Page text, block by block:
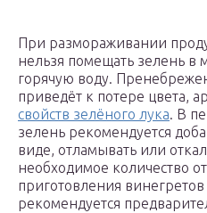
При размораживании
нельзя помещать зелень в
горячую воду.
приведёт к потере цвета,
свойств зелёного лука. В
зелень рекомендуется
виде, отламывать или
необходимое количество
приготовления
рекомендуется